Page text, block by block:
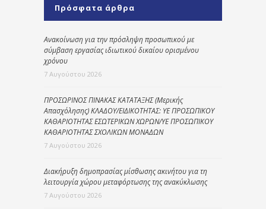
Πρόσφατα άρθρα
Ανακοίνωση για την πρόσληψη προσωπικού με
σύμβαση εργασίας ιδιωτικού δικαίου ορισμένου
χρόνου
7 Αυγούστου 2026
ΠΡΟΣΩΡΙΝΟΣ ΠΙΝΑΚΑΣ ΚΑΤΑΤΑΞΗΣ (Μερικής
Απασχόλησης) ΚΛΑΔΟΥ/ΕΙΔΙΚΟΤΗΤΑΣ: ΥΕ ΠΡΟΣΩΠΙΚΟΥ
ΚΑΘΑΡΙΟΤΗΤΑΣ ΕΣΩΤΕΡΙΚΩΝ ΧΩΡΩΝ/ΥΕ ΠΡΟΣΩΠΙΚΟΥ
ΚΑΘΑΡΙΟΤΗΤΑΣ ΣΧΟΛΙΚΩΝ ΜΟΝΑΔΩΝ
7 Αυγούστου 2026
Διακήρυξη δημοπρασίας μίσθωσης ακινήτου για τη
λειτουργία χώρου μεταφόρτωσης της ανακύκλωσης
7 Αυγούστου 2026